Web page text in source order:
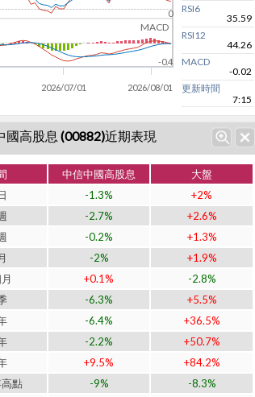
MACD
2026/07/01 2026/08/01
0
-0.4
RSI6
35.59
RSI12
44.26
MACD
-0.02
更新時間
7:15
國高股息 (00882)近期表現
中信中國高股息
大盤
-1.3%
+2%
-2.7%
+2.6%
-0.2%
+1.3%
-2%
+1.9%
+0.1%
-2.8%
-6.3%
+5.5%
-6.4%
+36.5%
-2.2%
+50.7%
+9.5%
+84.2%
點
-9%
-8.3%